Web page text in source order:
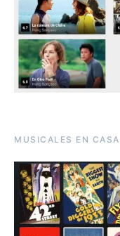
MUSICALES EN CASA